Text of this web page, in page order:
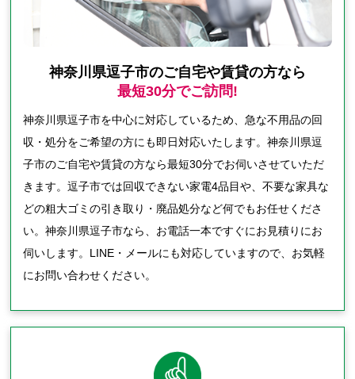
神奈川県逗子市のご自宅や賃貸の方なら
最短30分でご訪問!
神奈川県逗子市を中心に対応しているため、急な不用品の回
収・処分をご希望の方にも即日対応いたします。神奈川県逗
子市のご自宅や賃貸の方なら最短30分でお伺いさせていただ
きます。逗子市では回収できない家電4品目や、不要な家具な
どの粗大ゴミの引き取り・廃品処分など何でもお任せくださ
い。神奈川県逗子市なら、お電話一本ですぐにお見積りにお
伺いします。LINE・メールにも対応していますので、お気軽
にお問い合わせください。